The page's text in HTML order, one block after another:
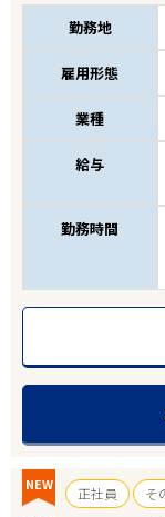
勤務地
雇用形態
業種
給与
勤務時間
NEW 正社員
そ